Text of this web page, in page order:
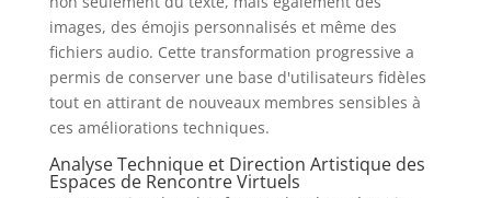
images, des émojis personnalisés et même des
fichiers audio. Cette transformation progressive a
permis de conserver une base d'utilisateurs fidèles
tout en attirant de nouveaux membres sensibles à
ces améliorations techniques.
Analyse Technique et Direction Artistique des
Espaces de Rencontre Virtuels